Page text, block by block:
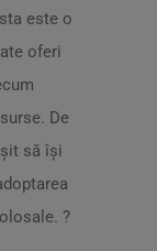
este o
oferi
De
să își
?